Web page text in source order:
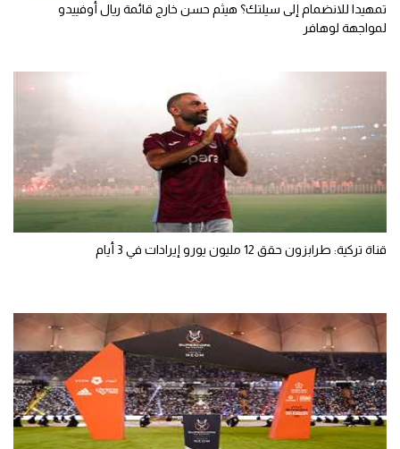
تمهيدا للانضمام إلى سيلتك؟ هيثم حسن خارج قائمة ريال أوفييدو
لمواجهة لوهافر
قناة تركية: طرابزون حقق 12 مليون يورو إيرادات في 3 أيام